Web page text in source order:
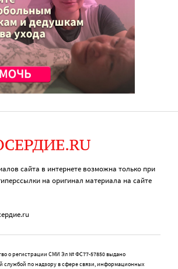
сайта в интернете возможна только при
на оригинал материала на сайте
о регистрации СМИ Эл № ФС77-57850 выдано
службой по надзору в сфере связи, информационных